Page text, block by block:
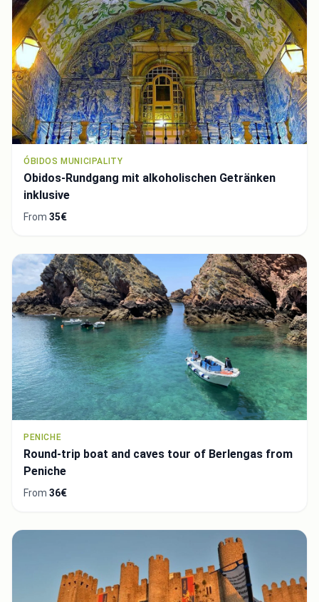
ÓBIDOS MUNICIPALITY
Obidos-Rundgang mit alkoholischen Getränken
inklusive
From 35€
PENICHE
Round-trip boat and caves tour of Berlengas from
Peniche
From 36€